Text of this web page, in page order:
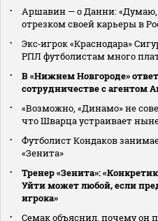
Аршавин — о Данни: «Думаю,
отрезком своей карьеры в
Экс‑игрок «Краснодара»
РПЛ футболистам много
В «Нижнем Новгороде»
сотрудничестве с агентом
«Возможно, «Динамо» не
что Шварца устраивает
Футболист Кондаков
«Зенита»
Тренер «Зенита»:
Уйти может любой, если
игрока»
Семак объяснил, почему он